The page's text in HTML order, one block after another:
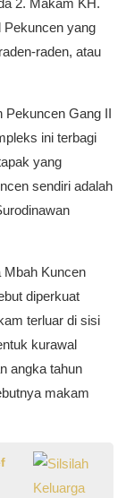
2. Makam KH.
Pekuncen yang
raden, atau
Pekuncen Gang II
ini terbagi
yang
sendiri adalah
Mbah Kuncen
diperkuat
terluar di sisi
kurawal
angka tahun
makam